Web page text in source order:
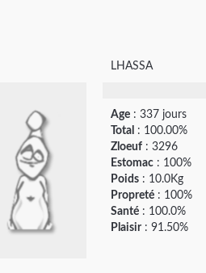
LHASSA
Age : 337 jours
Total : 100.00%
Zloeuf : 3296
Estomac : 100%
Poids : 10.0Kg
Propreté : 100%
Santé : 100.0%
Plaisir: 91.50%